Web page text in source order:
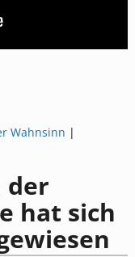
Wahnsinn |
der
hat sich